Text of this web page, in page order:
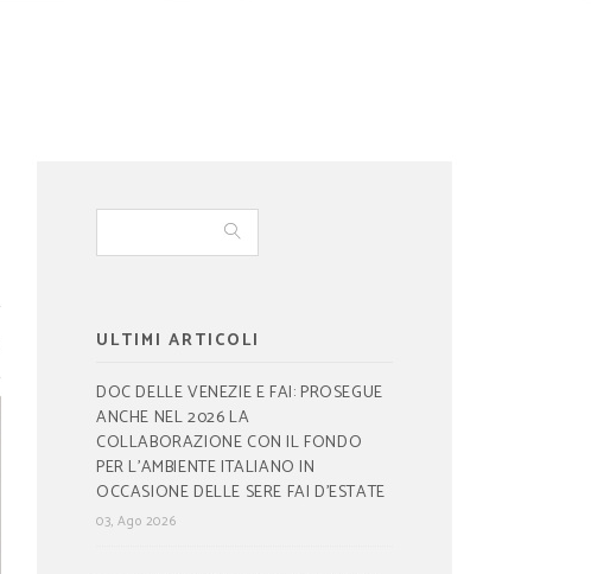
ULTIMI ARTICOLI
DOC DELLE VENEZIE E FAI: PROSEGUE
ANCHE NEL 2026 LA
COLLABORAZIONE CON IL FONDO
PER L’AMBIENTE ITALIANO IN
OCCASIONE DELLE SERE FAI D’ESTATE
03, Ago 2026